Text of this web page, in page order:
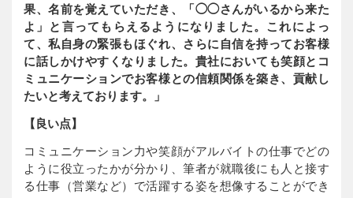
果、名前を覚えていただき、「◯◯さんがいるから来た
よ」と言ってもらえるようになりました。これによっ
て、私自身の緊張もほぐれ、さらに自信を持ってお客様
に話しかけやすくなりました。貴社においても笑顔とコ
ミュニケーションでお客様との信頼関係を築き、貢献し
たいと考えております。」
【良い点】
コミュニケーション力や笑顔がアルバイトの仕事でどの
ように役立ったかが分かり、筆者が就職後にも人と接す
る仕事（営業など）で活躍する姿を想像することができ